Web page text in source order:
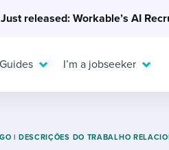
Just released: Workable’s AI
I’m a jobseeker
| DESCRIÇÕES DO TRABALHO